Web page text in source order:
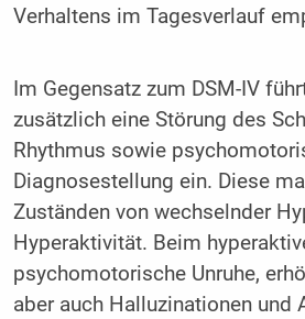
Verhaltens im Tagesverlauf
Im Gegensatz zum DSM-IV
zusätzlich eine Störung des
Rhythmus sowie
Diagnosestellung ein. Diese
Zuständen von wechselnder
Hyperaktivität. Beim
psychomotorische Unruhe,
aber auch Halluzinationen und